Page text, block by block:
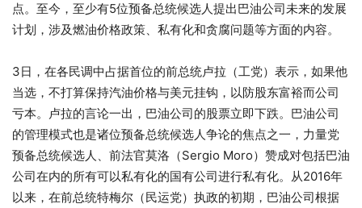
点。至今，至少有5位预备总统候选人提出巴油公司未来的发展
计划，涉及燃油价格政策、私有化和贪腐问题等方面的内容。
3日，在各民调中占据首位的前总统卢拉（工党）表示，如果他
当选，不打算保持汽油价格与美元挂钩，以防股东富裕而公司
亏本。卢拉的言论一出，巴油公司的股票立即下跌。巴油公司
的管理模式也是诸位预备总统候选人争论的焦点之一，力量党
预备总统候选人、前法官莫洛（Sergio Moro）赞成对包括巴油
公司在内的所有可以私有化的国有公司进行私有化。从2016年
以来，在前总统特梅尔（民运党）执政的初期，巴油公司根据